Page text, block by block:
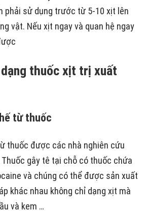
phải sử dụng trước từ 5-10 xịt lên
vật. Nếu xịt ngay và quan hệ ngay
thuốc xịt trị xuất
từ thuốc
thuốc được các nhà nghiên cứu
gây tê tại chỗ có thuốc chứa
và chúng có thể được sản xuất
khác nhau không chỉ dạng xịt mà
và kem …